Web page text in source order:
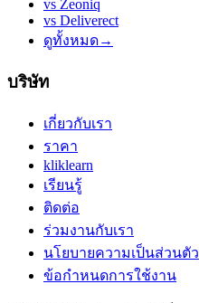
vs Zeoniq
vs Deliverect
ดูทั้งหมด→
บริษัท
เกี่ยวกับเรา
ราคา
kliklearn
เรียนรู้
ติดต่อ
ร่วมงานกับเรา
นโยบายความเป็นส่วนตัว
ข้อกำหนดการใช้งาน